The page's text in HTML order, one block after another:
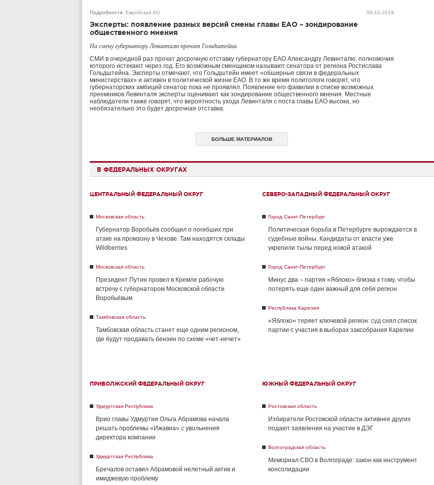
Подробности: Еврейская АО 08.10.2019
Эксперты: появление разных версий смены главы ЕАО – зондирование
общественного мнения
На смену губернатору Левинталю прочат Гольдштейна
СМИ в очередной раз прочат досрочную отставку губернатору ЕАО Александру Левинталю, полномочия
которого истекают через год. Его возможным сменщиком называют сенатора от региона Ростислава
Гольдштейна. Эксперты отмечают, что Гольдштейн имеет «обширные связи в федеральных
министерствах» и активен в политической жизни ЕАО. В то же время политологи говорят, что
губернаторских амбиций сенатор пока не проявлял. Появление его фамилии в списке возможных
преемников Левинталя эксперты оценивают как зондирование общественного мнения. Местные
наблюдатели также говорят, что вероятность ухода Левинталя с поста главы ЕАО высока, но
необязательно это будет досрочная отставка.
БОЛЬШЕ МАТЕРИАЛОВ
В ФЕДЕРАЛЬНЫХ ОКРУГАХ
ЦЕНТРАЛЬНЫЙ ФЕДЕРАЛЬНЫЙ ОКРУГ
Московская область
Губернатор Воробьёв сообщил о погибших при
атаке на промзону в Чехове. Там находятся склады
Wildberries
Московская область
Президент Путин провел в Кремле рабочую
встречу с губернатором Московской области
Воробьёвым
Тамбовская область
Тамбовская область станет еще одним регионом,
где будут продавать бензин по схеме «чет-нечет»
СЕВЕРО-ЗАПАДНЫЙ ФЕДЕРАЛЬНЫЙ ОКРУГ
Город Санкт-Петербург
Политическая борьба в Петербурге вырождается в
судебные войны. Кандидаты от власти уже
укрепили тылы перед новой атакой
Город Санкт-Петербург
Минус два – партия «Яблоко» близка к тому, чтобы
потерять еще один важный для себя регион
Республика Карелия
«Яблоко» теряет ключевой регион: суд снял список
партии с участия в выборах заксобрания Карелии
ПРИВОЛЖСКИЙ ФЕДЕРАЛЬНЫЙ ОКРУГ
Удмуртская Республика
Врио главы Удмуртии Ольга Абрамова начала
решать проблемы «Ижавиа» с увольнения
директора компании
Удмуртская Республика
Бречалов оставил Абрамовой нелетный актив и
имиджевую проблему
ЮЖНЫЙ ФЕДЕРАЛЬНЫЙ ОКРУГ
Ростовская область
Избиратели Ростовской области активнее других
подают заявления на участие в ДЭГ
Волгоградская область
Мемориал СВО в Волгограде: закон как инструмент
консолидации